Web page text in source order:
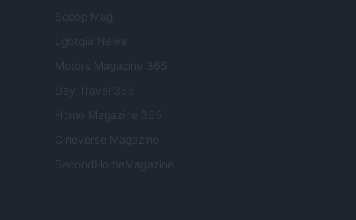
Scoop Mag
Lgbtqia News
Motors Magazine 365
Day Travel 365
Home Magazine 365
Cineverse Magazine
SecondHomeMagazine